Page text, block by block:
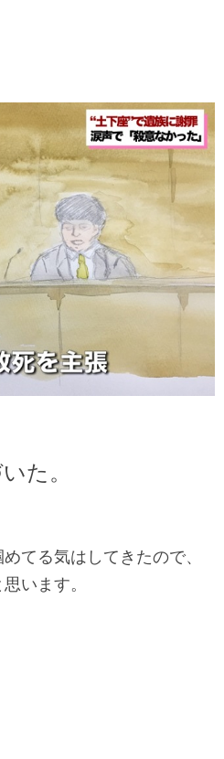
た。
てる気はしてきたので、
います。